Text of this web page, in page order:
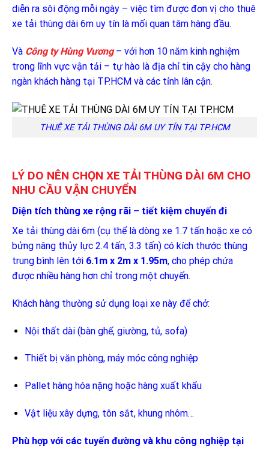
diễn ra sôi động mỗi ngày – việc tìm được đơn vị cho thuê
xe tải thùng dài 6m uy tín là mối quan tâm hàng đầu.
Và Công ty Hùng Vương– với hơn 10 năm kinh nghiệm
trong lĩnh vực vận tải – tự hào là địa chỉ tin cậy cho hàng
ngàn khách hàng tại TP.HCM và các tỉnh lân cận.
THUÊ XE TẢI THÙNG DÀI 6M UY TÍN TẠI TP.HCM
LÝ DO NÊN CHỌN XE TẢI THÙNG DÀI 6M CHO
NHU CẦU VẬN CHUYỂN
Diện tích thùng xe rộng rãi – tiết kiệm chuyến đi
Xe tải thùng dài 6m (cụ thể là dòng xe 1.7 tấn hoặc xe có
bửng nâng thủy lực 2.4 tấn, 3.3 tấn) có kích thước thùng
trung bình lên tới 6.1m x 2m x 1.95m, cho phép chứa
được nhiều hàng hơn chỉ trong một chuyến.
Khách hàng thường sử dụng loại xe này để chở:
Nội thất dài (bàn ghế, giường, tủ, sofa)
Thiết bị văn phòng, máy móc công nghiệp
Pallet hàng hóa nặng hoặc hàng xuất khẩu
Vật liệu xây dựng, tôn sắt, khung nhôm…
Phù hợp với các tuyến đường và khu công nghiệp tại